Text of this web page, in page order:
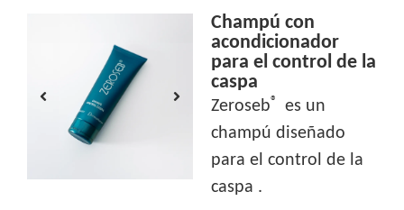
Champú con
acondicionador
para el control de la
caspa
Zeroseb®
es un
champú diseñado
para el control de la
caspa .